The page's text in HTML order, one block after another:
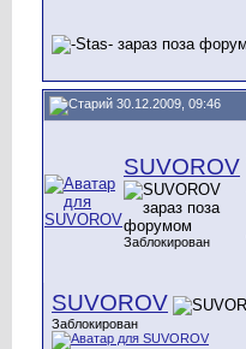
30.12.2009, 09:46
SUVOROV
Заблокирован
SUVOROV
Заблокирован